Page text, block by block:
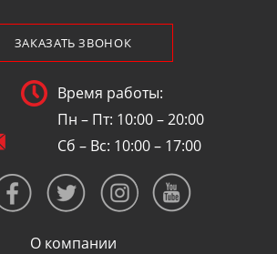
ЗАКАЗАТЬ ЗВОНОК
Время работы:
Пн – Пт: 10:00 – 20:00
Сб – Вс: 10:00 – 17:00
О компании